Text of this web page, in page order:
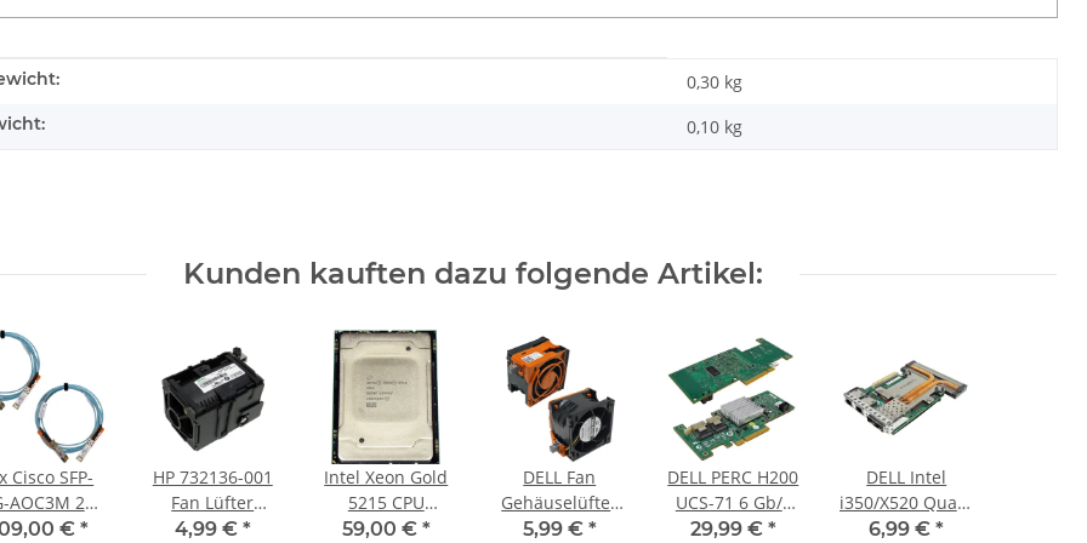
0,30 kg
0,10 kg
Kunden kauften dazu folgende Artikel:
Cisco SFP-
AOC3M 25G
3228-01
€ *
HP 732136-001
Fan Lüfter
ProLiant DL360p
4,99 € *
Intel Xeon Gold
5215 CPU
Prozessor 2.50
59,00 € *
DELL Fan
Gehäuselüfter
PowerEdge R720
5,99 € *
DELL PERC H200
UCS-71 6 Gb/s
PCIe x8 512MB
29,99 € *
DELL Intel
i350/X520 Quad-
Port Network
6,99 €*